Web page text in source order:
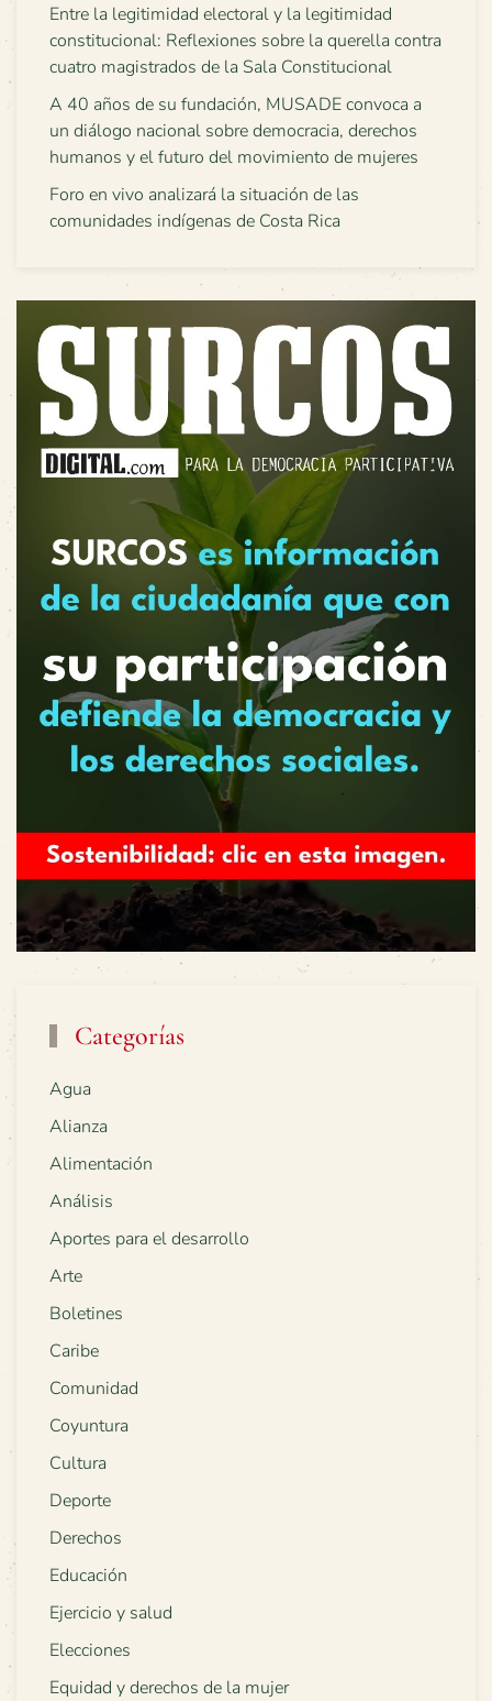
Entre la legitimidad electoral y la legitimidad
constitucional: Reflexiones sobre la querella contra
cuatro magistrados de la Sala Constitucional
A 40 años de su fundación, MUSADE convoca a
un diálogo nacional sobre democracia, derechos
humanos y el futuro del movimiento de mujeres
Foro en vivo analizará la situación de las
comunidades indígenas de Costa Rica
Categorías
Agua
Alianza
Alimentación
Análisis
Aportes para el desarrollo
Arte
Boletines
Caribe
Comunidad
Coyuntura
Cultura
Deporte
Derechos
Educación
Ejercicio y salud
Elecciones
Equidad y derechos de la mujer